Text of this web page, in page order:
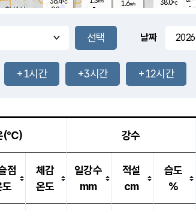
-mm
-mm
1.6m/s
℃
37.4℃
1.6m/s
-mm
38.0℃ - mm
-mm
-
℃
0.8 m/s
날짜
+1시간 +3시간 +12시간
(℃) 강수
점
도
체감
온도
일강수
mm
적설
cm
습도
%